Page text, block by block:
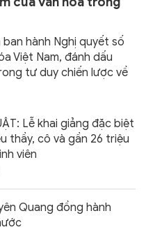
ban hành Nghị quyết số
Việt Nam, đánh dấu
tư duy chiến lược về
hóa trong tiến trình
Lễ khai giảng đặc biệt
thầy, cô và gần 26 triệu
viên
Quang đồng hành